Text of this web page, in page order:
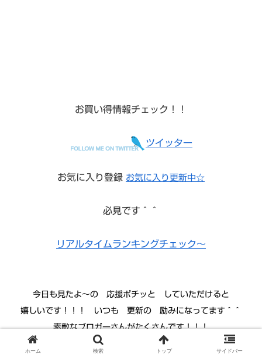
お買い得情報チェック！！
ツイッター
お気に入り登録 お気に入り更新中☆
必見です＾＾
リアルタイムランキングチェック～
今日も見たよ〜の 応援ポチッと していただけると
嬉しいです！！！ いつも 更新の 励みになってます＾＾
素敵なブロガーさんがたくさんです！！！
↓にほんブログ村
ホーム 検索 トップ サイドバー